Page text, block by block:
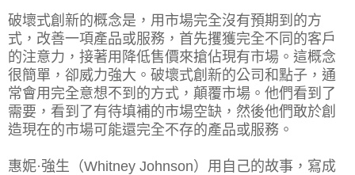
破壞式創新的概念是，用市場完全沒有預期到的方
式，改善一項產品或服務，首先攫獲完全不同的客戶
的注意力，接著用降低售價來搶佔現有市場。這概念
很簡單，卻威力強大。破壞式創新的公司和點子，通
常會用完全意想不到的方式，顛覆市場。他們看到了
需要，看到了有待填補的市場空缺，然後他們敢於創
造現在的市場可能還完全不存的產品或服務。
惠妮·強生（Whitney Johnson）用自己的故事，寫成